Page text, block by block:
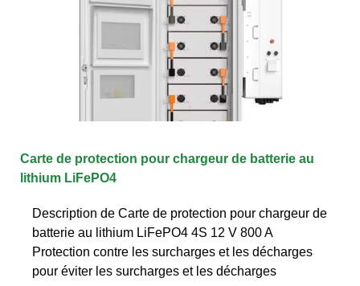
Carte de protection pour chargeur de batterie au
lithium LiFePO4
Description de Carte de protection pour chargeur de
batterie au lithium LiFePO4 4S 12 V 800 A
Protection contre les surcharges et les décharges
pour éviter les surcharges et les décharges